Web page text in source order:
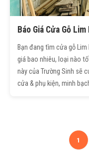
Báo Giá Cửa Gỗ
Bạn đang tìm cửa gỗ
giá bao nhiêu, loại nào
này của Trường Sinh sẽ
cửa & phụ kiện, minh
1